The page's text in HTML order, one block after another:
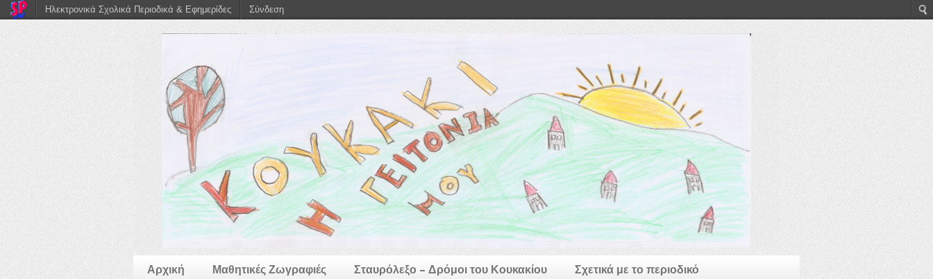
Αρχική Μαθητικές Ζωγραφιές Σταυρόλεξο – Δρόμοι του Κουκακίου Σχετικά με το περιοδικό
Ηλεκτρονικά Σχολικά Περιοδικά & Εφημερίδες Σύνδεση